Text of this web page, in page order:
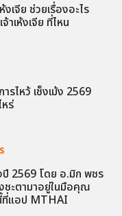
งเจีย ช่วยเรื่องอะไร
จ้าเห้งเจีย ที่ไหน
รไหว้ เช็งเม้ง 2569
หร่
ปี 2569 โดย อ.มิก พชร
ะตามาอยู่ในมือคุณ
ที่แอป MTHAI